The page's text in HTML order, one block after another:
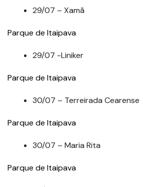
29/07 – Xamã
Parque de Itaipava
29/07 -Liniker
Parque de Itaipava
30/07 – Terreirada Cearense
Parque de Itaipava
30/07 – Maria Rita
Parque de Itaipava